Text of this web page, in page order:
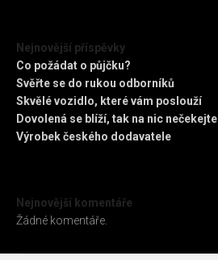
Nejnovější příspěvky
Co požádat o půjčku?
Svěřte se do rukou odborníků
Skvělé vozidlo, které vám poslouží
Dovolená se blíží, tak na nic nečekejte
Výrobek českého dodavatele
Nejnovější komentáře
Žádné komentáře.